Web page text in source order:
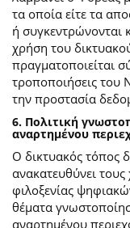
τα οποία είτε τα
ή συγκεντρώνονται
χρήση του
πραγματοποιείται
τροποποιήσεις
την προστασία
6. Πολιτική
αναρτημένου
Ο δικτυακός τόπος
ανακατευθύνει
φιλοξενίας
θέματα
αναρτημένου